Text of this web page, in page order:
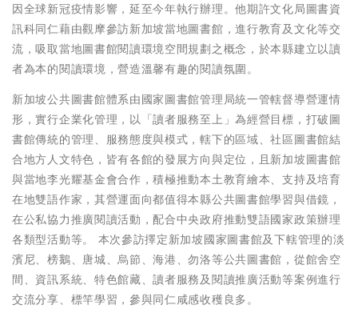
因全球新冠疫情影響，延至今年執行辦理。他期許文化局圖書資
訊科同仁藉由觀摩參訪新加坡當地圖書館，進行教育及文化等交
流，吸取當地圖書館閱讀環境空間規劃之概念，於本縣建立以讀
者為本的閱讀環境，營造溫馨有趣的閱讀氛圍。
新加坡公共圖書館體系由國家圖書館管理局統一管轄督導營運情
形，實行企業化管理，以「讀者服務至上」為經營目標，打破圖
書館傳統的管理、服務態度與模式，轄下的區域、社區圖書館結
合地方人文特色，皆有各館的發展方向與定位，且新加坡圖書館
與當地李光耀基金會合作，積極推動本土教育繪本、支持及培育
在地雙語作家，其營運面向都值得本縣公共圖書館學習與借鏡，
在公私協力推廣閱讀活動，配合中央政府推動雙語國家政策辦理
各類型活動等。 本次參訪擇定新加坡國家圖書館及下轄管理的淡
濱尼、榜鵝、唐城、烏節、海港、勿洛等公共圖書館，從館舍空
間、資訊系統、特色館藏、讀者服務及閱讀推廣活動等案例進行
交流分享、標竿學習，參與同仁咸感收穫良多。